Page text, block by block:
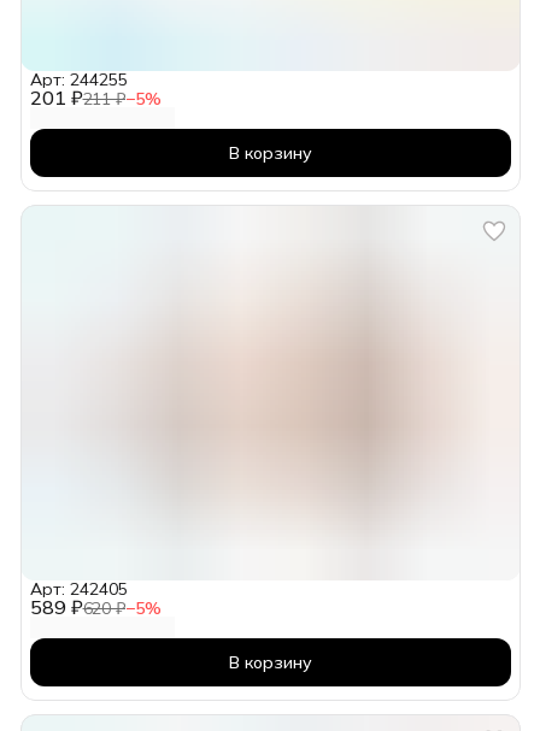
201 ₽211 ₽−5%
Арт: 244255
В корзину
589 ₽620 ₽−5%
Арт: 242405
В корзину